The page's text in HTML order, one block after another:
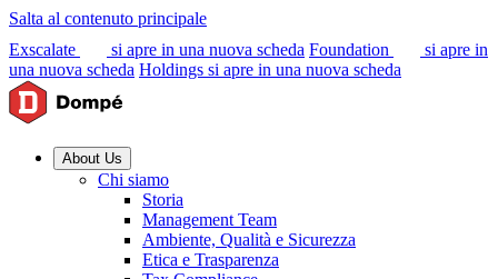
Salta al contenuto principale
Exscalate
si apre in una nuova scheda Foundation
si apre in
una nuova scheda Holdings si apre in una nuova scheda
About Us
Chi siamo
Storia
Management Team
Ambiente, Qualità e Sicurezza
Etica e Trasparenza